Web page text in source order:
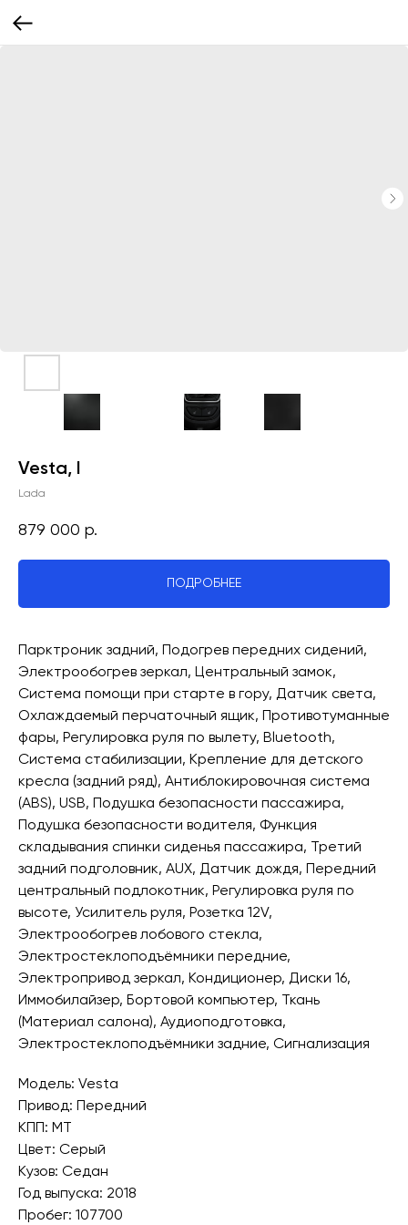
Vesta, I
Lada
879 000 р.
ПОДРОБНЕЕ
Парктроник задний, Подогрев передних сидений,
Электрообогрев зеркал, Центральный замок,
Система помощи при старте в гору, Датчик света,
Охлаждаемый перчаточный ящик, Противотуманные
фары, Регулировка руля по вылету, Bluetooth,
Система стабилизации, Крепление для детского
кресла (задний ряд), Антиблокировочная система
(ABS), USB, Подушка безопасности пассажира,
Подушка безопасности водителя, Функция
складывания спинки сиденья пассажира, Третий
задний подголовник, AUX, Датчик дождя, Передний
центральный подлокотник, Регулировка руля по
высоте, Усилитель руля, Розетка 12V,
Электрообогрев лобового стекла,
Электростеклоподъёмники передние,
Электропривод зеркал, Кондиционер, Диски 16,
Иммобилайзер, Бортовой компьютер, Ткань
(Материал салона), Аудиоподготовка,
Электростеклоподъёмники задние, Сигнализация
Модель: Vesta
Привод: Передний
КПП: MT
Цвет: Серый
Кузов: Седан
Год выпуска: 2018
Пробег: 107700